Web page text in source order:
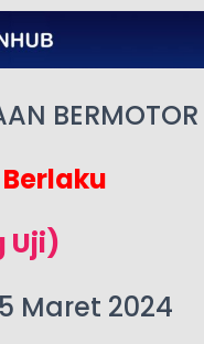
BERMOTOR
Uji)
Maret 2024